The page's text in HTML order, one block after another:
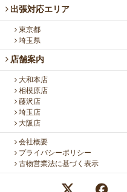
出張対応エリア
東京都
埼玉県
店舗案内
大和本店
相模原店
藤沢店
埼玉店
大阪店
会社概要
プライバシーポリシー
古物営業法に基づく表示